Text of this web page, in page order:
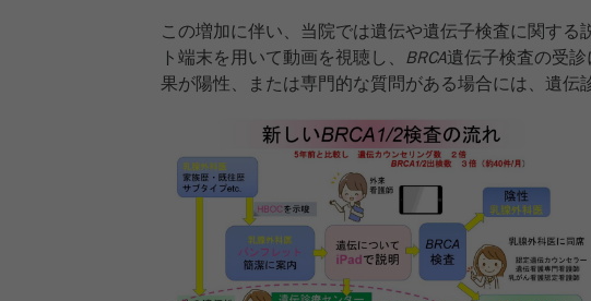
この増加に伴い、当院では遺伝や遺伝子検査に関する
ト端末を用いて動画を視聴し、 BRCA遺伝子検査の受
果が陽性、または専門的な質問がある場合には、遺伝